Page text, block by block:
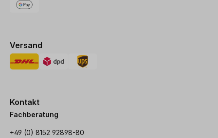
Versand
Kontakt
Fachberatung
+49 (0) 8152 92898-80